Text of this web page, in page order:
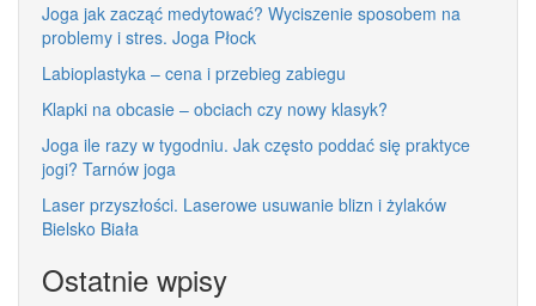
Joga jak zacząć medytować? Wyciszenie sposobem na
problemy i stres. Joga Płock
Labioplastyka – cena i przebieg zabiegu
Klapki na obcasie – obciach czy nowy klasyk?
Joga ile razy w tygodniu. Jak często poddać się praktyce
jogi? Tarnów joga
Laser przyszłości. Laserowe usuwanie blizn i żylaków
Bielsko Biała
Ostatnie wpisy